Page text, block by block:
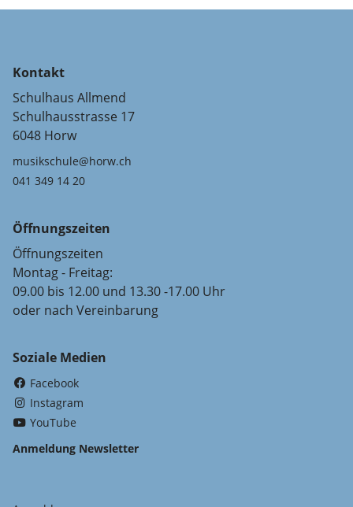
Kontakt
Schulhaus Allmend
Schulhausstrasse 17
6048 Horw
musikschule@horw.ch
041 349 14 20
Öffnungszeiten
Öffnungszeiten
Montag - Freitag:
09.00 bis 12.00 und 13.30 -17.00 Uhr
oder nach Vereinbarung
Soziale Medien
Facebook
Instagram
YouTube
Anmeldung Newsletter